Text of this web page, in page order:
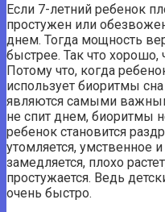
Если 7-летний ребенок
простужен или
днем. Тогда мощность
быстрее. Так что хорошо,
Потому что, когда
использует биоритмы
являются самыми
не спит днем, биоритмы
ребенок становится
утомляется, умственное
замедляется, плохо
простужается. Ведь
очень быстро.